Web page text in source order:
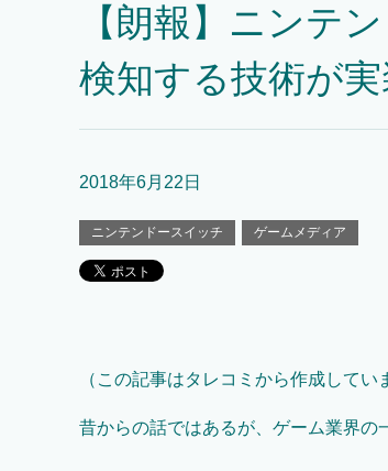
【朗報】ニンテ
検知する技術が実
2018年6月22日
ニンテンドースイッチ ゲームメディア
（この記事はタレコミから作成して
昔からの話ではあるが、ゲーム業界の